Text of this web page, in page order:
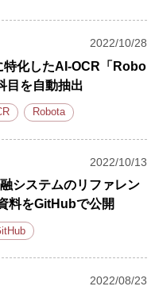
2022/10/28
特化したAI-OCR「Robo
目を自動抽出
Robota
2022/10/13
システムのリファレン
料をGitHubで公開
2022/08/23